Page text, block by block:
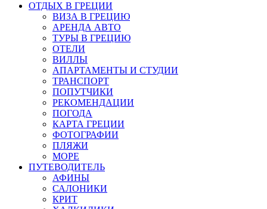
ОТДЫХ В ГРЕЦИИ
ВИЗА В ГРЕЦИЮ
АРЕНДА АВТО
ТУРЫ В ГРЕЦИЮ
ОТЕЛИ
ВИЛЛЫ
АПАРТАМЕНТЫ И СТУДИИ
ТРАНСПОРТ
ПОПУТЧИКИ
РЕКОМЕНДАЦИИ
ПОГОДА
КАРТА ГРЕЦИИ
ФОТОГРАФИИ
ПЛЯЖИ
МОРЕ
ПУТЕВОДИТЕЛЬ
АФИНЫ
САЛОНИКИ
КРИТ